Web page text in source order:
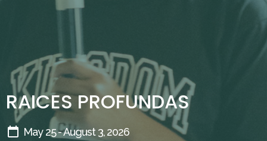
RAICES PROFUNDAS
May 25 - August 3, 2026